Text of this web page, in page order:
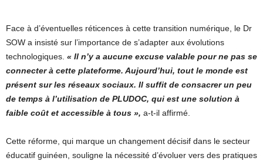
Face à d’éventuelles réticences à cette transition numérique, le Dr
SOW a insisté sur l’importance de s’adapter aux évolutions
technologiques. « Il n’y a aucune excuse valable pour ne pas se
connecter à cette plateforme. Aujourd’hui, tout le monde est
présent sur les réseaux sociaux. Il suffit de consacrer un peu
de temps à l’utilisation de PLUDOC, qui est une solution à
faible coût et accessible à tous », a-t-il affirmé.
Cette réforme, qui marque un changement décisif dans le secteur
éducatif guinéen, souligne la nécessité d’évoluer vers des pratiques